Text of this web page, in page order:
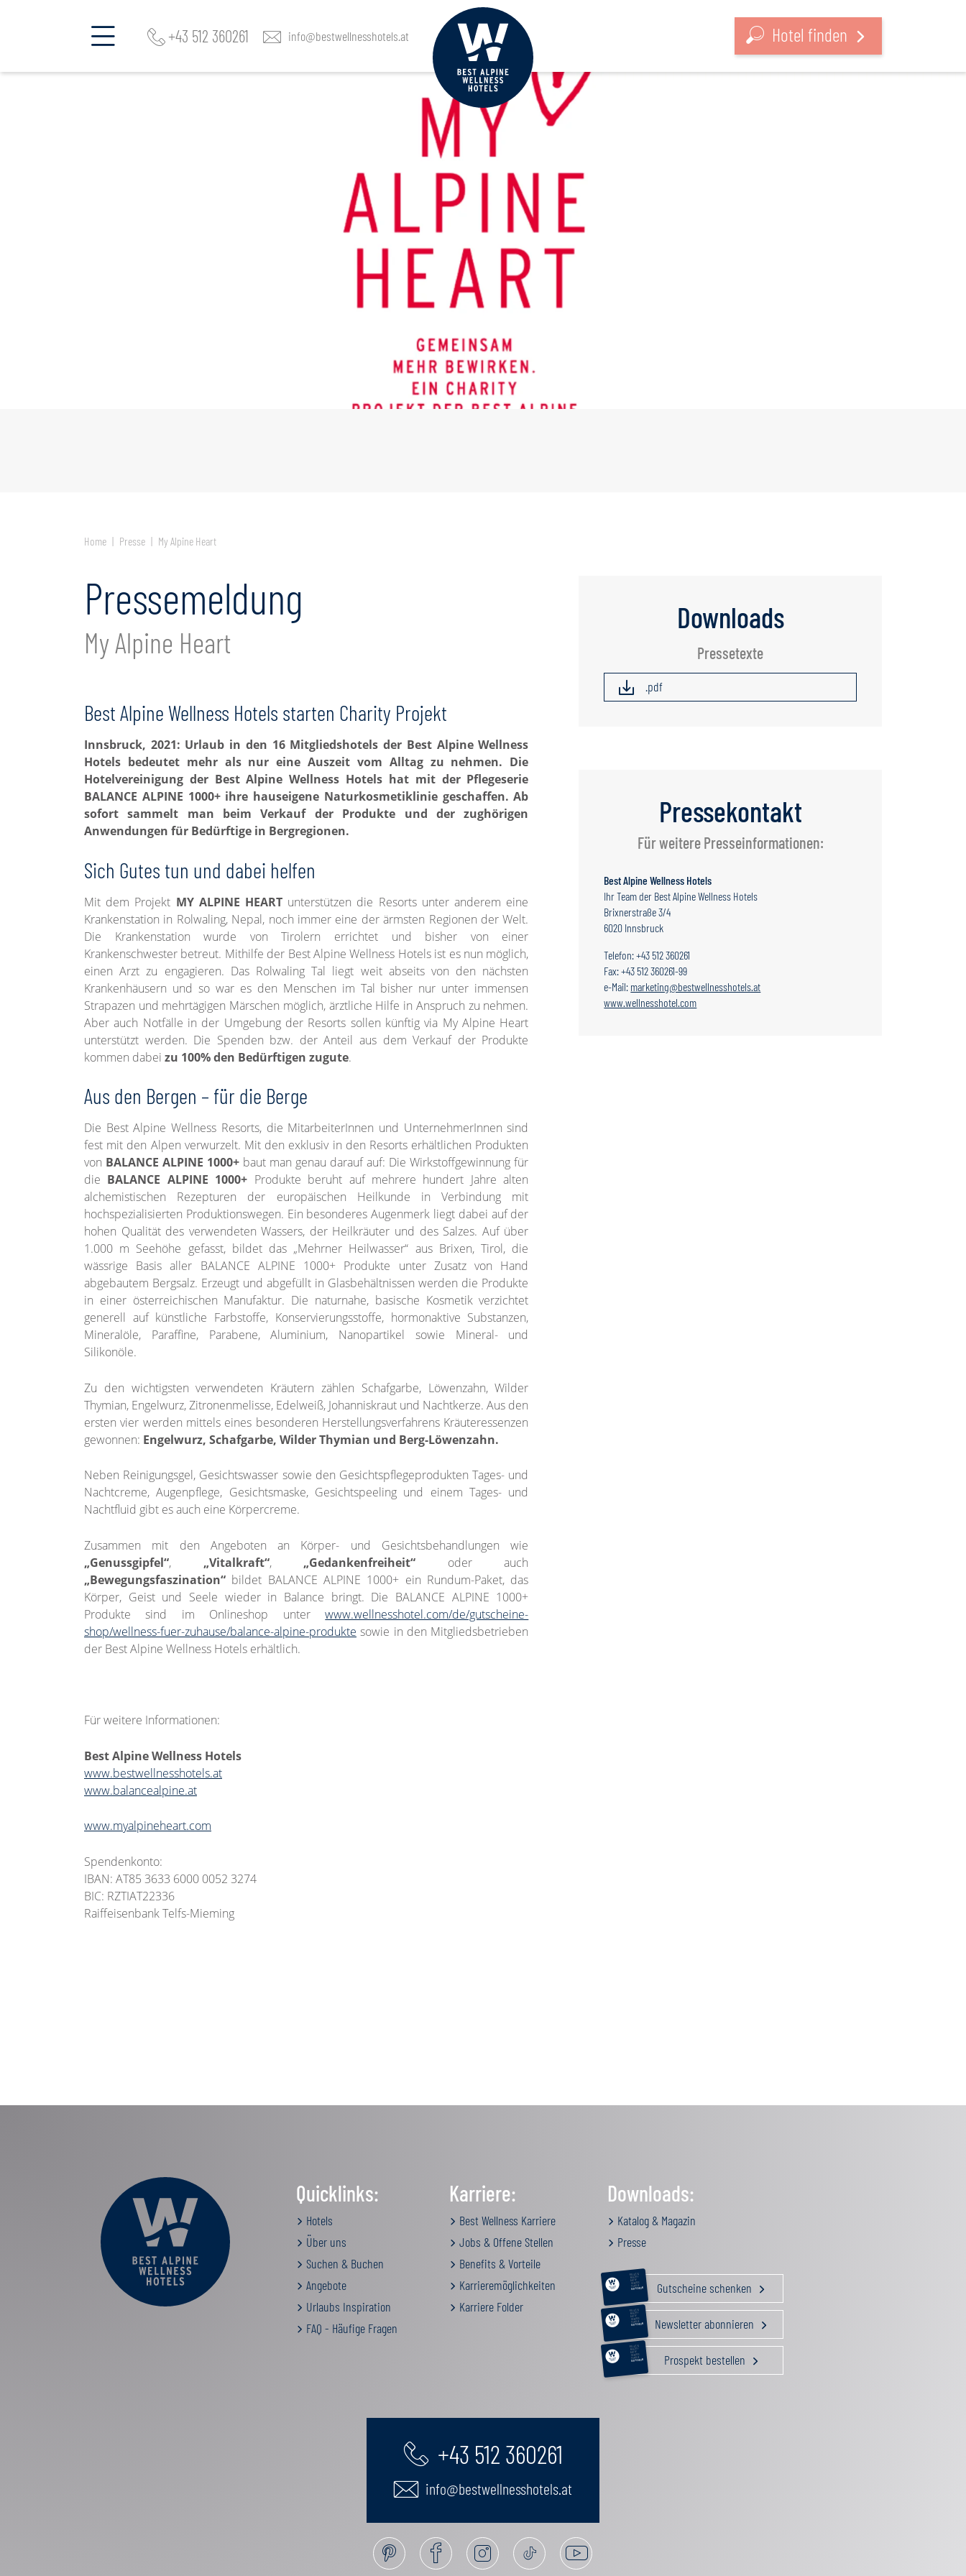
+43 512 360261 info@bestwellnesshotels.at Hotel finden
Anreise Abreise
Home Presse My Alpine Heart
Pressemeldung
My Alpine Heart
Best Alpine Wellness Hotels starten Charity Projekt
Innsbruck, 2021: Urlaub in den 16 Mitgliedshotels der Best Alpine Wellness
Hotels bedeutet mehr als nur eine Auszeit vom Alltag zu nehmen. Die
Hotelvereinigung der Best Alpine Wellness Hotels hat mit der Pflegeserie
BALANCE ALPINE 1000+ ihre hauseigene Naturkosmetiklinie geschaffen. Ab
sofort sammelt man beim Verkauf der Produkte und der zughörigen
Anwendungen für Bedürftige in Bergregionen.
Sich Gutes tun und dabei helfen
Mit dem Projekt MY ALPINE HEART unterstützen die Resorts unter anderem eine
Krankenstation in Rolwaling, Nepal, noch immer eine der ärmsten Regionen der Welt.
Die Krankenstation wurde von Tirolern errichtet und bisher von einer
Krankenschwester betreut. Mithilfe der Best Alpine Wellness Hotels ist es nun möglich,
einen Arzt zu engagieren. Das Rolwaling Tal liegt weit abseits von den nächsten
Krankenhäusern und so war es den Menschen im Tal bisher nur unter immensen
Strapazen und mehrtägigen Märschen möglich, ärztliche Hilfe in Anspruch zu nehmen.
Aber auch Notfälle in der Umgebung der Resorts sollen künftig via My Alpine Heart
unterstützt werden. Die Spenden bzw. der Anteil aus dem Verkauf der Produkte
kommen dabei zu 100% den Bedürftigen zugute.
Aus den Bergen – für die Berge
Die Best Alpine Wellness Resorts, die MitarbeiterInnen und UnternehmerInnen sind
fest mit den Alpen verwurzelt. Mit den exklusiv in den Resorts erhältlichen Produkten
von BALANCE ALPINE 1000+ baut man genau darauf auf: Die Wirkstoffgewinnung für
die BALANCE ALPINE 1000+ Produkte beruht auf mehrere hundert Jahre alten
alchemistischen Rezepturen der europäischen Heilkunde in Verbindung mit
hochspezialisierten Produktionswegen. Ein besonderes Augenmerk liegt dabei auf der
hohen Qualität des verwendeten Wassers, der Heilkräuter und des Salzes. Auf über
1.000 m Seehöhe gefasst, bildet das „Mehrner Heilwasser“ aus Brixen, Tirol, die
wässrige Basis aller BALANCE ALPINE 1000+ Produkte unter Zusatz von Hand
abgebautem Bergsalz. Erzeugt und abgefüllt in Glasbehältnissen werden die Produkte
in einer österreichischen Manufaktur. Die naturnahe, basische Kosmetik verzichtet
generell auf künstliche Farbstoffe, Konservierungsstoffe, hormonaktive Substanzen,
Mineralöle, Paraffine, Parabene, Aluminium, Nanopartikel sowie Mineral- und
Silikonöle.
Zu den wichtigsten verwendeten Kräutern zählen Schafgarbe, Löwenzahn, Wilder
Thymian, Engelwurz, Zitronenmelisse, Edelweiß, Johanniskraut und Nachtkerze. Aus den
ersten vier werden mittels eines besonderen Herstellungsverfahrens Kräuteressenzen
gewonnen: Engelwurz, Schafgarbe, Wilder Thymian und Berg-Löwenzahn.
Neben Reinigungsgel, Gesichtswasser sowie den Gesichtspflegeprodukten Tages- und
Nachtcreme, Augenpflege, Gesichtsmaske, Gesichtspeeling und einem Tages- und
Nachtfluid gibt es auch eine Körpercreme.
Zusammen mit den Angeboten an Körper- und Gesichtsbehandlungen wie
„Genussgipfel“, „Vitalkraft“, „Gedankenfreiheit“ oder auch
„Bewegungsfaszination“ bildet BALANCE ALPINE 1000+ ein Rundum-Paket, das
Körper, Geist und Seele wieder in Balance bringt. Die BALANCE ALPINE 1000+
Produkte sind im Onlineshop unterwww.wellnesshotel.com/de/gutscheine-
shop/wellness-fuer-zuhause/balance-alpine-produkte sowie in den Mitgliedsbetrieben
der Best Alpine Wellness Hotels erhältlich.
Für weitere Informationen:
Best Alpine Wellness Hotels
www.bestwellnesshotels.at
www.balancealpine.at
www.myalpineheart.com
Spendenkonto:
IBAN: AT85 3633 6000 0052 3274
BIC: RZTIAT22336
Raiffeisenbank Telfs-Mieming
Downloads
Pressetexte
.pdf
Pressekontakt
Für weitere Presseinformationen:
Best Alpine Wellness Hotels
Ihr Team der Best Alpine Wellness Hotels
Brixnerstraße 3/4
6020 Innsbruck
Telefon: +43 512 360261
Fax: +43 512 360261-99
e-Mail: marketing@bestwellnesshotels.at
www.wellnesshotel.com
Quicklinks:
Hotels
Über uns
Suchen & Buchen
Angebote
Urlaubs Inspiration
FAQ - Häufige Fragen
Karriere:
Best Wellness Karriere
Jobs & Offene Stellen
Benefits & Vorteile
Karrieremöglichkeiten
Karriere Folder
Downloads:
Katalog & Magazin
Presse
RELAX &
BEAUTY
AKTIV
GENUSS
FAMILIE
GUTSCHEIN Gutscheine schenken
RELAX &
BEAUTY
AKTIV
GENUSS
FAMILIE
GUTSCHEIN Newsletter abonnieren
RELAX &
BEAUTY
AKTIV
GENUSS
FAMILIE
GUTSCHEIN Prospekt bestellen
+43 512 360261
info@bestwellnesshotels.at